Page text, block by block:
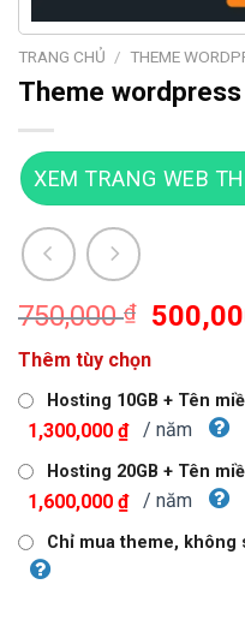
TRANG CHỦ / THEME
Theme
XEM TRANG WEB
750,000₫
Giá
là:
Thêm tùy chọn
Hosting 10GB + Tên
1,300,000 ₫ / năm
Hosting 20GB + Tên
1,600,000 ₫ / năm
Chỉ mua theme, không